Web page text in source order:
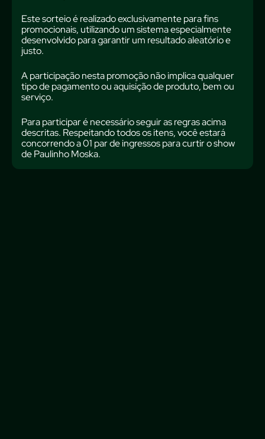
Este sorteio é realizado exclusivamente para fins
promocionais, utilizando um sistema especialmente
desenvolvido para garantir um resultado aleatório e
justo.
A participação nesta promoção não implica qualquer
tipo de pagamento ou aquisição de produto, bem ou
serviço.
Para participar é necessário seguir as regras acima
descritas. Respeitando todos os itens, você estará
concorrendo a 01 par de ingressos para curtir o show
de Paulinho Moska.